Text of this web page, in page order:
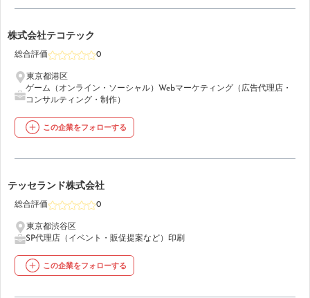
8
株式会社テコテック
総合評価 0
東京都港区
ゲーム（オンライン・ソーシャル） Webマーケティング（広告代理店・
コンサルティング・制作）
この企業をフォローする
9
テッセランド株式会社
総合評価 0
東京都渋谷区
SP代理店（イベント・販促提案など） 印刷
この企業をフォローする